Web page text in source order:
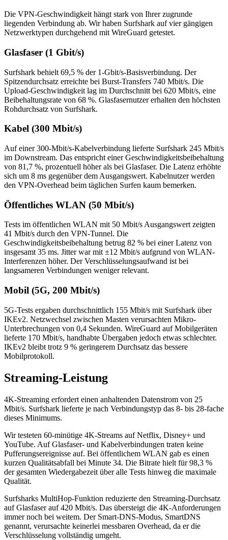
Die VPN-Geschwindigkeit hängt stark von Ihrer zugrunde
liegenden Verbindung ab. Wir haben Surfshark auf vier gängigen
Netzwerktypen durchgehend mit WireGuard getestet.
Glasfaser (1 Gbit/s)
Surfshark behielt 69,5 % der 1-Gbit/s-Basisverbindung. Der
Spitzendurchsatz erreichte bei Burst-Transfers 740 Mbit/s. Die
Upload-Geschwindigkeit lag im Durchschnitt bei 620 Mbit/s, eine
Beibehaltungsrate von 68 %. Glasfasernutzer erhalten den höchsten
Rohdurchsatz von Surfshark.
Kabel (300 Mbit/s)
Auf einer 300-Mbit/s-Kabelverbindung lieferte Surfshark 245 Mbit/s
im Downstream. Das entspricht einer Geschwindigkeitsbeibehaltung
von 81,7 %, prozentuell höher als bei Glasfaser. Die Latenz erhöhte
sich um 8 ms gegenüber dem Ausgangswert. Kabelnutzer werden
den VPN-Overhead beim täglichen Surfen kaum bemerken.
Öffentliches WLAN (50 Mbit/s)
Tests im öffentlichen WLAN mit 50 Mbit/s Ausgangswert zeigten
41 Mbit/s durch den VPN-Tunnel. Die
Geschwindigkeitsbeibehaltung betrug 82 % bei einer Latenz von
insgesamt 35 ms. Jitter war mit ±12 Mbit/s aufgrund von WLAN-
Interferenzen höher. Der Verschlüsselungsaufwand ist bei
langsameren Verbindungen weniger relevant.
Mobil (5G, 200 Mbit/s)
5G-Tests ergaben durchschnittlich 155 Mbit/s mit Surfshark über
IKEv2. Netzwechsel zwischen Masten verursachten Mikro-
Unterbrechungen von 0,4 Sekunden. WireGuard auf Mobilgeräten
lieferte 170 Mbit/s, handhabte Übergaben jedoch etwas schlechter.
IKEv2 bleibt trotz 9 % geringerem Durchsatz das bessere
Mobilprotokoll.
Streaming-Leistung
4K-Streaming erfordert einen anhaltenden Datenstrom von 25
Mbit/s. Surfshark lieferte je nach Verbindungstyp das 8- bis 28-fache
dieses Minimums.
Wir testeten 60-minütige 4K-Streams auf Netflix, Disney+ und
YouTube. Auf Glasfaser- und Kabelverbindungen traten keine
Pufferungsereignisse auf. Bei öffentlichem WLAN gab es einen
kurzen Qualitätsabfall bei Minute 34. Die Bitrate hielt für 98,3 %
der gesamten Wiedergabezeit über alle Tests hinweg die maximale
Qualität.
Surfsharks MultiHop-Funktion reduzierte den Streaming-Durchsatz
auf Glasfaser auf 420 Mbit/s. Das übersteigt die 4K-Anforderungen
immer noch bei weitem. Der Smart-DNS-Modus, SmartDNS
genannt, verursachte keinerlei messbaren Overhead, da er die
Verschlüsselung vollständig umgeht.